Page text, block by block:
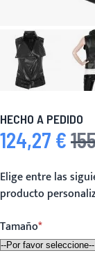
HECHO A PEDIDO
Precio especial
124,27 €
Elige entre las
producto
Tamaño